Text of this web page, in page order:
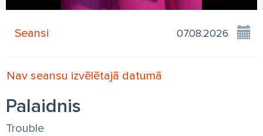
Seansi
Nav seansu izvēlētajā datumā
Palaidnis
Trouble